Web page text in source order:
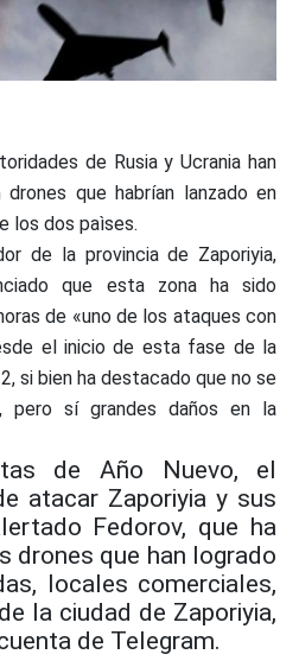
de Rusia y Ucrania han
que habrían lanzado en
los dos paìses.
de la provincia de Zaporiyia,
que esta zona ha sido
de «uno de los ataques con
el inicio de esta fase de la
si bien ha destacado que no se
pero sí grandes daños en la
de Año Nuevo, el
atacar Zaporiyia y sus
Fedorov, que ha
drones que han logrado
locales comerciales,
la ciudad de Zaporiyia,
de Telegram.